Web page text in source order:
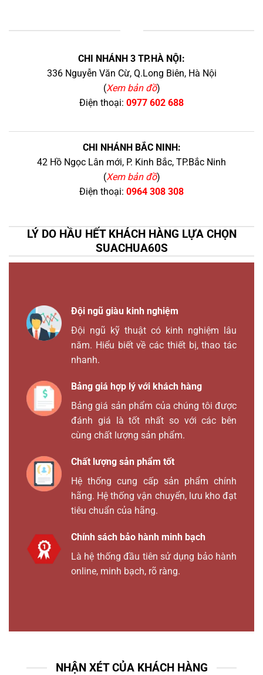
CHI NHÁNH 3 TP.HÀ NỘI:
336 Nguyễn Văn Cừ, Q.Long Biên, Hà Nội
(Xem bản đồ)
Điện thoại: 0977 602 688
CHI NHÁNH BẮC NINH:
42 Hồ Ngọc Lân mới, P. Kinh Bắc, TP.Bắc Ninh
(Xem bản đồ)
Điện thoại: 0964 308 308
LÝ DO HẦU HẾT KHÁCH HÀNG LỰA CHỌN
SUACHUA60S
Đội ngũ giàu kinh nghiệm
Đội ngũ kỹ thuật có kinh nghiệm lâu
năm. Hiểu biết về các thiết bị, thao tác
nhanh.
Bảng giá hợp lý với khách hàng
Bảng giá sản phẩm của chúng tôi được
đánh giá là tốt nhất so với các bên
cùng chất lượng sản phẩm.
Chất lượng sản phẩm tốt
Hệ thống cung cấp sản phẩm chính
hãng. Hệ thống vận chuyển, lưu kho đạt
tiêu chuẩn của hãng.
Chính sách bảo hành minh bạch
Là hệ thống đầu tiên sử dụng bảo hành
online, minh bạch, rõ ràng.
NHẬN XÉT CỦA KHÁCH HÀNG